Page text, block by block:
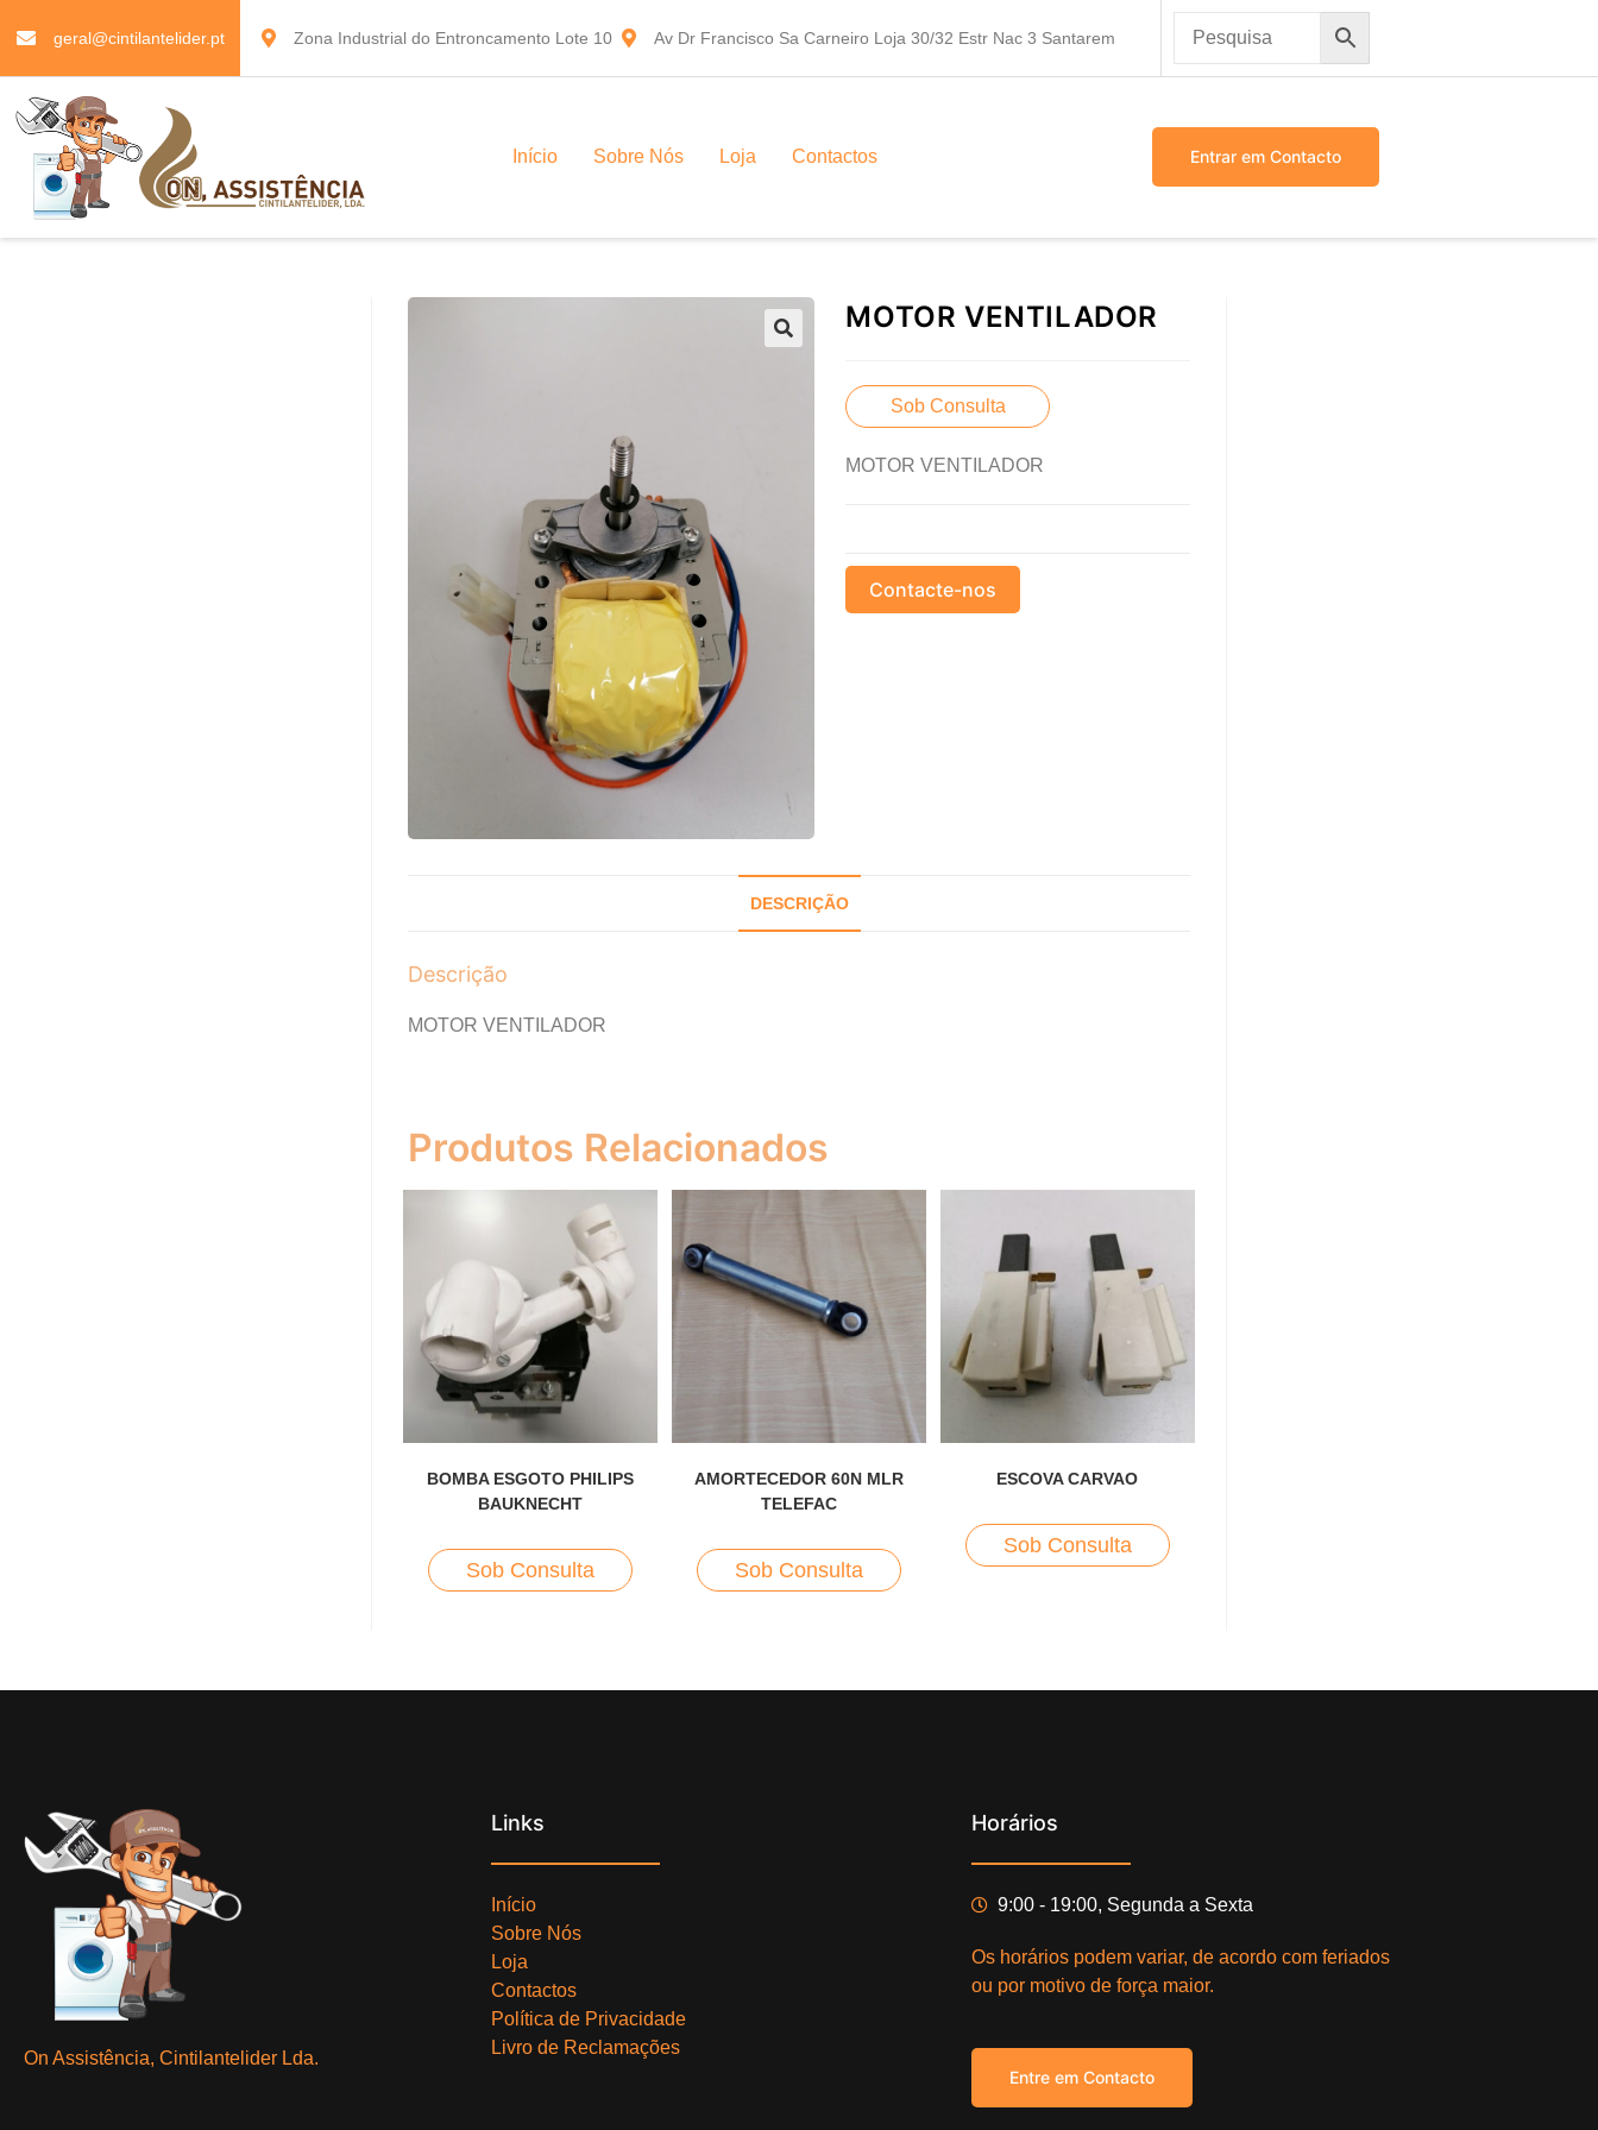
geral@cintilantelider.pt Zona Industrial do Entroncamento Lote 10 Av Dr Francisco Sa Carneiro Loja 30/32 Estr Nac 3 Santarem
Início Sobre Nós Loja Contactos Entrar em Contacto
MOTOR VENTILADOR
Sob Consulta
MOTOR VENTILADOR
Contacte-nos
DESCRIÇÃO
Descrição
MOTOR VENTILADOR
Produtos Relacionados
BOMBA ESGOTO PHILIPS
BAUKNECHT
Sob Consulta
AMORTECEDOR 60N MLR
TELEFAC
Sob Consulta
ESCOVA CARVAO
Sob Consulta
On Assistência, Cintilantelider Lda.
Links
Início
Sobre Nós
Loja
Contactos
Política de Privacidade
Livro de Reclamações
Horários
9:00 - 19:00, Segunda a Sexta
Os horários podem variar, de acordo com feriados
ou por motivo de força maior.
Entre em Contacto